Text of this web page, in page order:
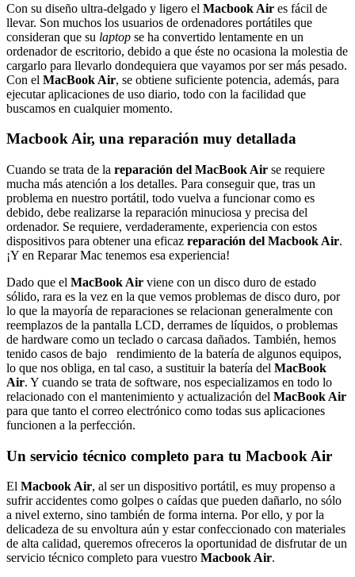
Con su diseño ultra-delgado y ligero el Macbook Air es fácil de
llevar. Son muchos los usuarios de ordenadores portátiles que
consideran que su laptop se ha convertido lentamente en un
ordenador de escritorio, debido a que éste no ocasiona la molestia de
cargarlo para llevarlo dondequiera que vayamos por ser más pesado.
Con el MacBook Air, se obtiene suficiente potencia, además, para
ejecutar aplicaciones de uso diario, todo con la facilidad que
buscamos en cualquier momento.
Macbook Air, una reparación muy detallada
Cuando se trata de la reparación del MacBook Air se requiere
mucha más atención a los detalles. Para conseguir que, tras un
problema en nuestro portátil, todo vuelva a funcionar como es
debido, debe realizarse la reparación minuciosa y precisa del
ordenador. Se requiere, verdaderamente, experiencia con estos
dispositivos para obtener una eficaz reparación del Macbook Air.
¡Y en Reparar Mac tenemos esa experiencia!
Dado que el MacBook Air viene con un disco duro de estado
sólido, rara es la vez en la que vemos problemas de disco duro, por
lo que la mayoría de reparaciones se relacionan generalmente con
reemplazos de la pantalla LCD, derrames de líquidos, o problemas
de hardware como un teclado o carcasa dañados. También, hemos
tenido casos de bajo rendimiento de la batería de algunos equipos,
lo que nos obliga, en tal caso, a sustituir la batería del MacBook
Air. Y cuando se trata de software, nos especializamos en todo lo
relacionado con el mantenimiento y actualización del MacBook Air
para que tanto el correo electrónico como todas sus aplicaciones
funcionen a la perfección.
Un servicio técnico completo para tu Macbook Air
El Macbook Air, al ser un dispositivo portátil, es muy propenso a
sufrir accidentes como golpes o caídas que pueden dañarlo, no sólo
a nivel externo, sino también de forma interna. Por ello, y por la
delicadeza de su envoltura aún y estar confeccionado con materiales
de alta calidad, queremos ofreceros la oportunidad de disfrutar de un
servicio técnico completo para vuestro Macbook Air.